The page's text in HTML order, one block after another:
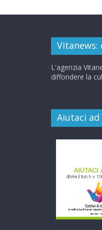
Vitanews:
L'agenzia
diffondere la
Aiutaci